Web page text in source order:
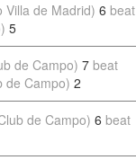
Villa de Madrid) 6 beat
5
de Campo) 7 beat
de Campo) 2
de Campo) 6 beat